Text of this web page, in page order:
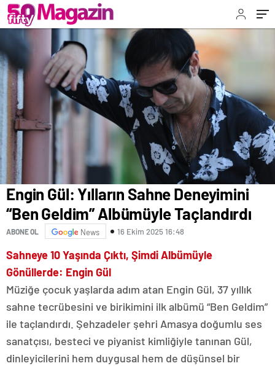
Engin Gül: Yılların Sahne Deneyimini
“Ben Geldim” Albümüyle Taçlandırdı
ABONE OL News 16 Ekim 2025 16:48
Sahneye 10 Yaşında Çıktı, Şimdi Albümüyle
Gönüllerde: Engin Gül
Müziğe çocuk yaşlarda adım atan Engin Gül, 37 yıllık
sahne tecrübesini ve birikimini ilk albümü “Ben Geldim”
ile taçlandırdı. Şehzadeler şehri Amasya doğumlu ses
sanatçısı, besteci ve piyanist kimliğiyle tanınan Gül,
dinleyicilerini hem duygusal hem de düşünsel bir